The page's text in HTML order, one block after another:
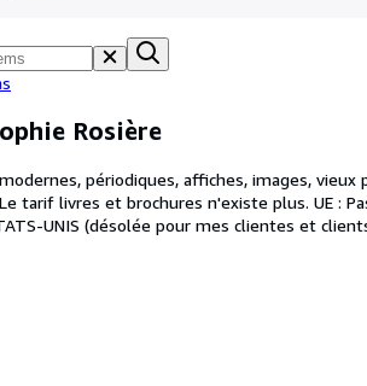
Rosière
affiches, images, vieux papiers etc depuis
UNIS (désolée pour mes clientes et